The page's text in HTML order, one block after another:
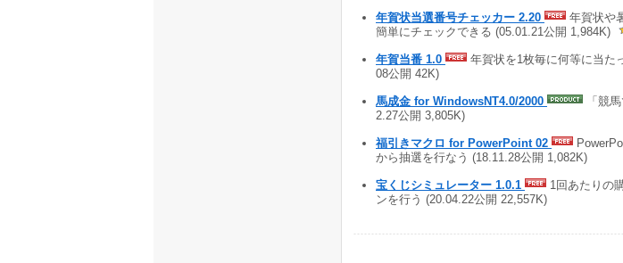
年賀状当選番号チェッカー 2.20
年賀状や
簡単にチェックできる (05.01.21公開 1,984K)
年賀当番 1.0
年賀状を1枚毎に何等に当た
08公開 42K)
馬成金 for WindowsNT4.0/2000
「競
2.27公開 3,805K)
福引きマクロ for PowerPoint 02
から抽選を行なう (18.11.28公開 1,082K)
宝くじシミュレーター 1.0.1
1回あたりの
ンを行う (20.04.22公開 22,557K)